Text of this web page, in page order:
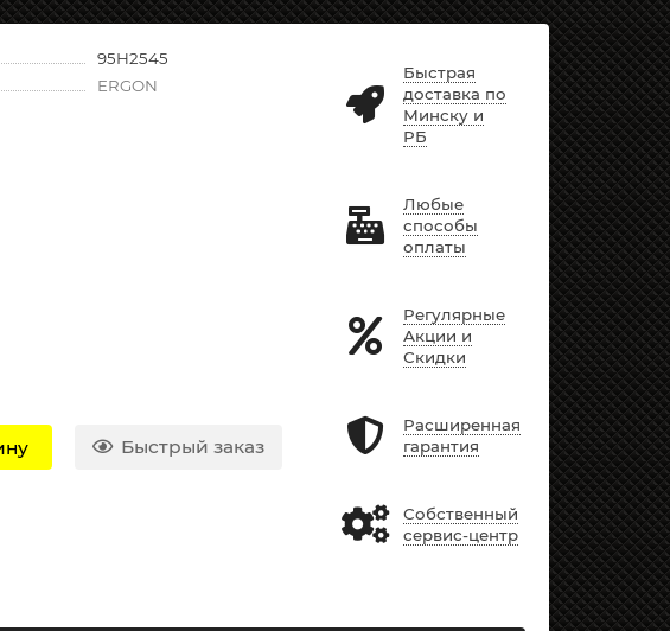
95H2545
ERGON
Быстрый заказ
Быстрая
доставка по
Минску и
РБ
Любые
способы
оплаты
Регулярные
Акции и
Скидки
Расширенная
гарантия
Собственный
сервис-центр